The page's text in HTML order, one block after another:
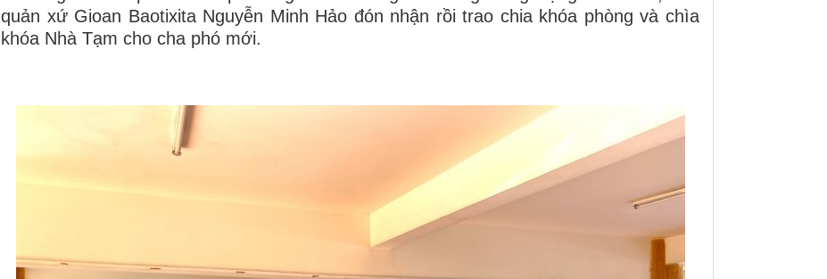
quản xứ Gioan Baotixita Nguyễn Minh Hảo đón nhận rồi trao chia khóa phòng và chìa
khóa Nhà Tạm cho cha phó mới.